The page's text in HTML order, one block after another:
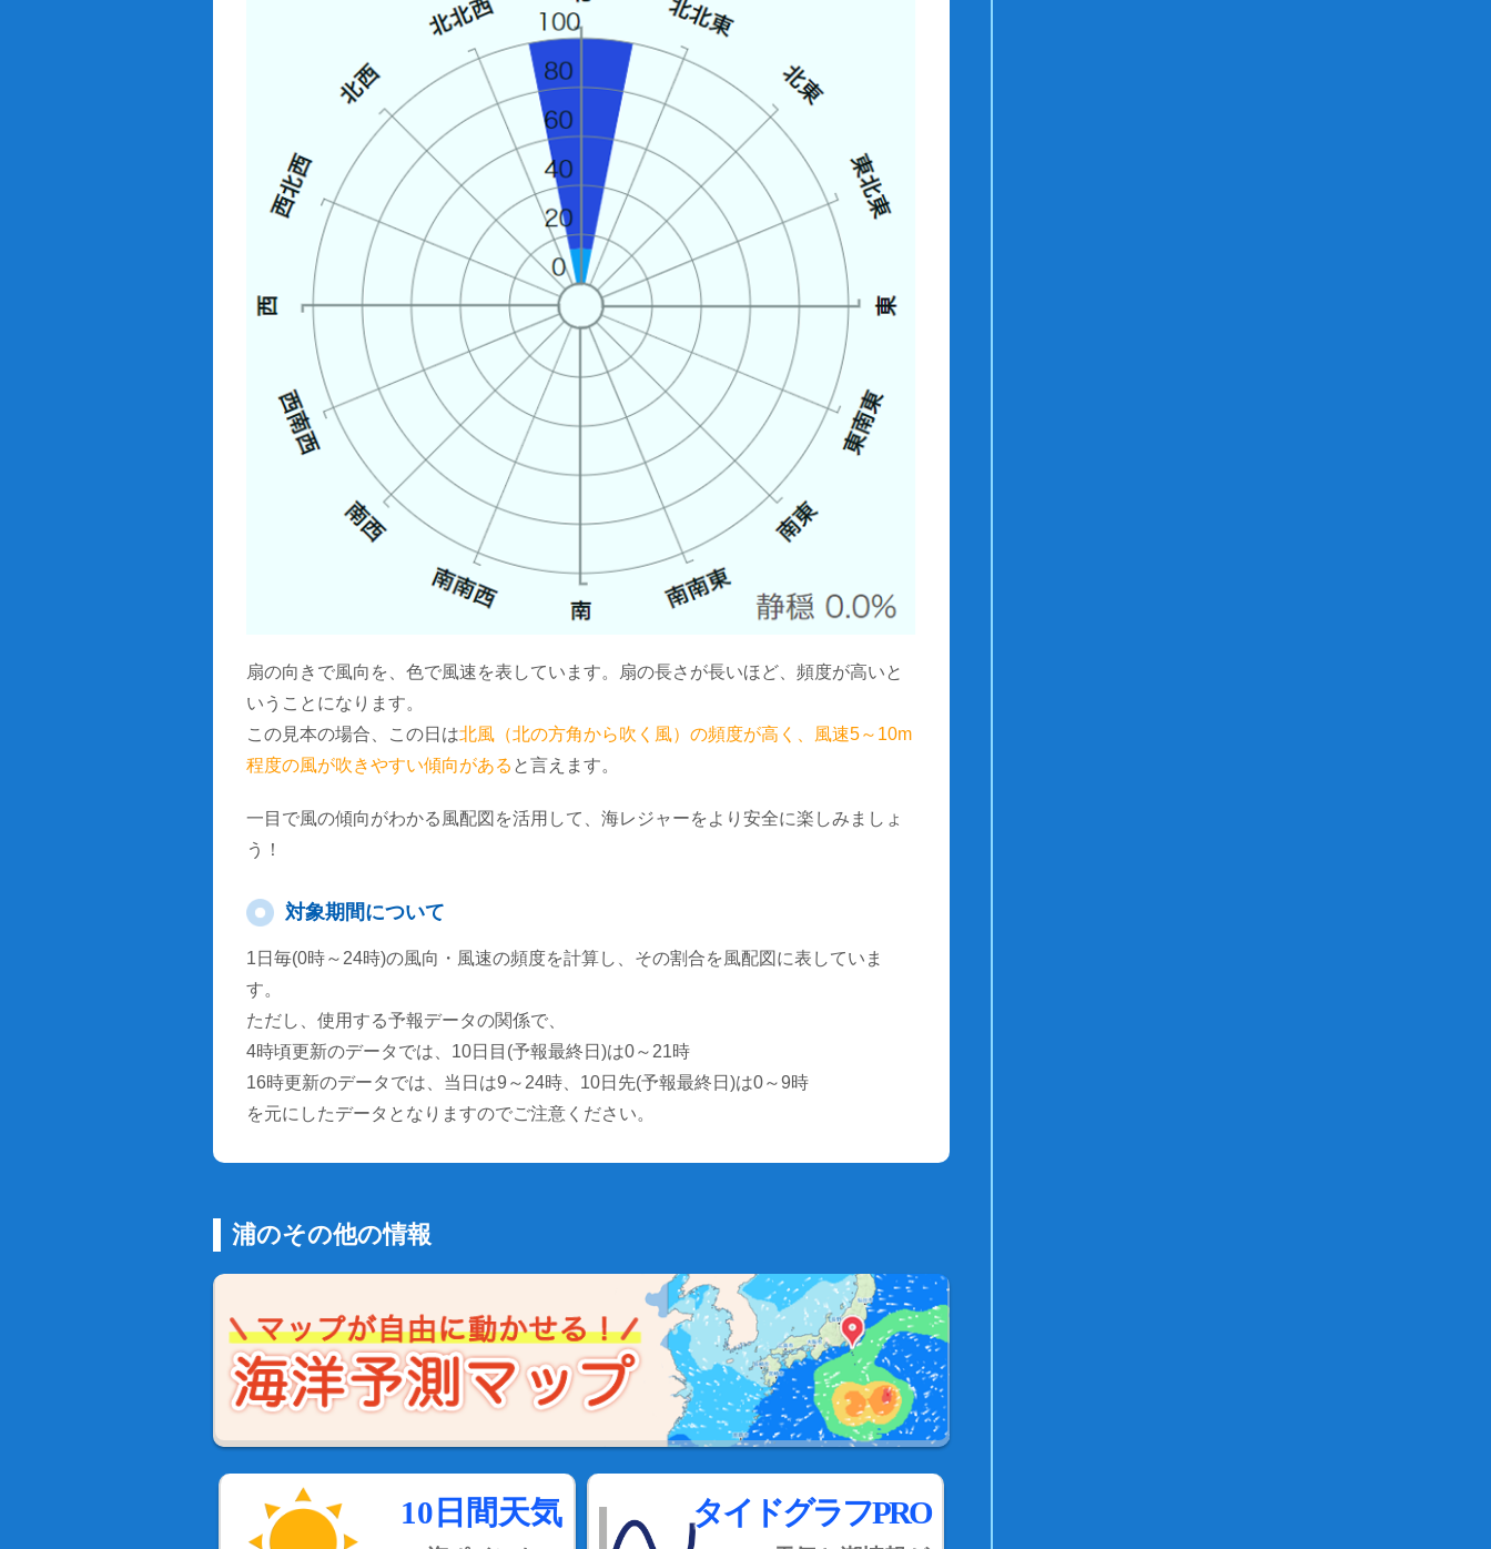
扇の向きで風向を、色で風速を表しています。扇の長さが長いほど、頻度が高いと
いうことになります。
この見本の場合、この日は北風（北の方角から吹く風）の頻度が高く、風速5～10m
程度の風が吹きやすい傾向がある と言えます。
一目で風の傾向がわかる風配図を活用して、海レジャーをより安全に楽しみましょ
う！
対象期間について
1日毎(0時～24時)の風向・風速の頻度を計算し、その割合を風配図に表していま
す。
ただし、使用する予報データの関係で、
4時頃更新のデータでは、10日目(予報最終日)は0～21時
16時更新のデータでは、当日は9～24時、10日先(予報最終日)は0～9時
を元にしたデータとなりますのでご注意ください。
浦のその他の情報
10日間天気 タイドグラフPRO